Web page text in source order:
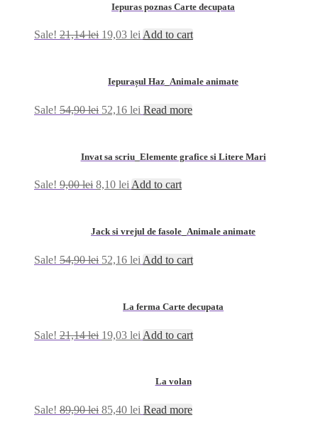
Iepuras poznas Carte decupata
Sale! 21,14lei 19,03 lei Add to cart
Iepurașul Haz_Animale animate
Sale! 54,90lei 52,16 lei Read more
Invat sa scriu_Elemente grafice si Litere Mari
Sale! 9,00lei 8,10 leiAdd to cart
Jack si vrejul de fasole_Animale animate
Sale! 54,90lei 52,16 lei Add to cart
La ferma Carte decupata
Sale! 21,14lei 19,03 lei Add to cart
La volan
Sale! 89,90lei 85,40 lei Read more